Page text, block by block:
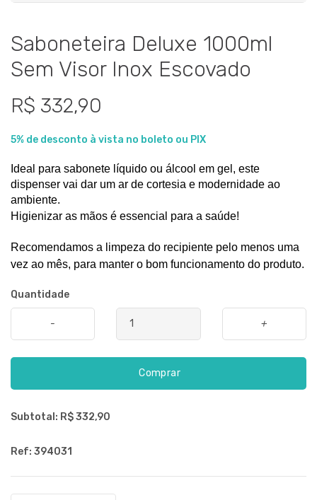
Saboneteira Deluxe 1000ml
Sem Visor Inox Escovado
R$ 332,90
5% de desconto à vista no boleto ou PIX
Ideal para sabonete líquido ou álcool em gel, este
dispenser vai dar um ar de cortesia e modernidade ao
ambiente.
Higienizar as mãos é essencial para a saúde!
Recomendamos a limpeza do recipiente pelo menos uma
Quantidade
- +
Comprar
Subtotal: R$332,90
Ref: 394031